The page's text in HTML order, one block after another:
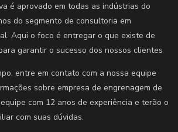
é aprovado em todas as indústrias do
do segmento de consultoria em
Aqui o foco é entregar o que existe de
garantir o sucesso dos nossos clientes
entre em contato com a nossa equipe
sobre empresa de engrenagem de
com 12 anos de experiência e terão o
com suas dúvidas.